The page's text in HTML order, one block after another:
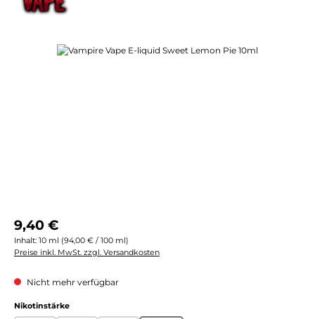
Bildergalerie überspringen
Regulärer Preis:
9,40 €
Inhalt: 10 ml (94,00 € / 100 ml)
Preise inkl. MwSt. zzgl. Versandkosten
Nicht mehr verfügbar
Nikotinstärkeauswählen